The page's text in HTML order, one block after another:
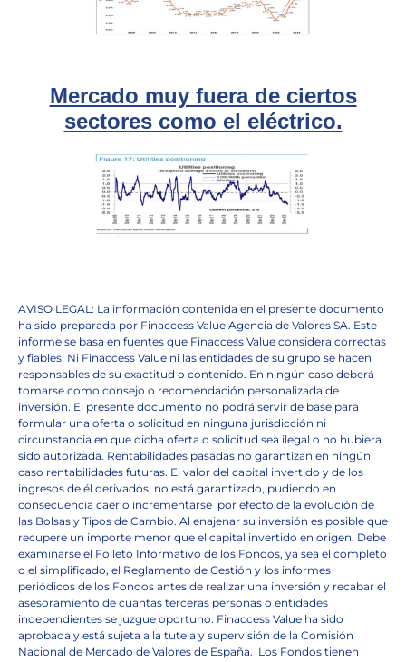
Mercado muy fuera de ciertos
sectores como el eléctrico.
AVISO LEGAL: La información contenida en el presente documento
ha sido preparada por Finaccess Value Agencia de Valores SA. Este
informe se basa en fuentes que Finaccess Value considera correctas
y fiables. Ni Finaccess Value ni las entidades de su grupo se hacen
responsables de su exactitud o contenido. En ningún caso deberá
tomarse como consejo o recomendación personalizada de
inversión. El presente documento no podrá servir de base para
formular una oferta o solicitud en ninguna jurisdicción ni
circunstancia en que dicha oferta o solicitud sea ilegal o no hubiera
sido autorizada. Rentabilidades pasadas no garantizan en ningún
caso rentabilidades futuras. El valor del capital invertido y de los
ingresos de él derivados, no está garantizado, pudiendo en
consecuencia caer o incrementarse por efecto de la evolución de
las Bolsas y Tipos de Cambio. Al enajenar su inversión es posible que
recupere un importe menor que el capital invertido en origen. Debe
examinarse el Folleto Informativo de los Fondos, ya sea el completo
o el simplificado, el Reglamento de Gestión y los informes
periódicos de los Fondos antes de realizar una inversión y recabar el
asesoramiento de cuantas terceras personas o entidades
independientes se juzgue oportuno. Finaccess Value ha sido
aprobada y está sujeta a la tutela y supervisión de la Comisión
Nacional de Mercado de Valores de España. Los Fondos tienen